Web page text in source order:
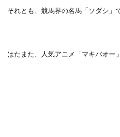
それとも、競馬界の名馬「ソダシ」
はたまた、人気アニメ「マキバオー